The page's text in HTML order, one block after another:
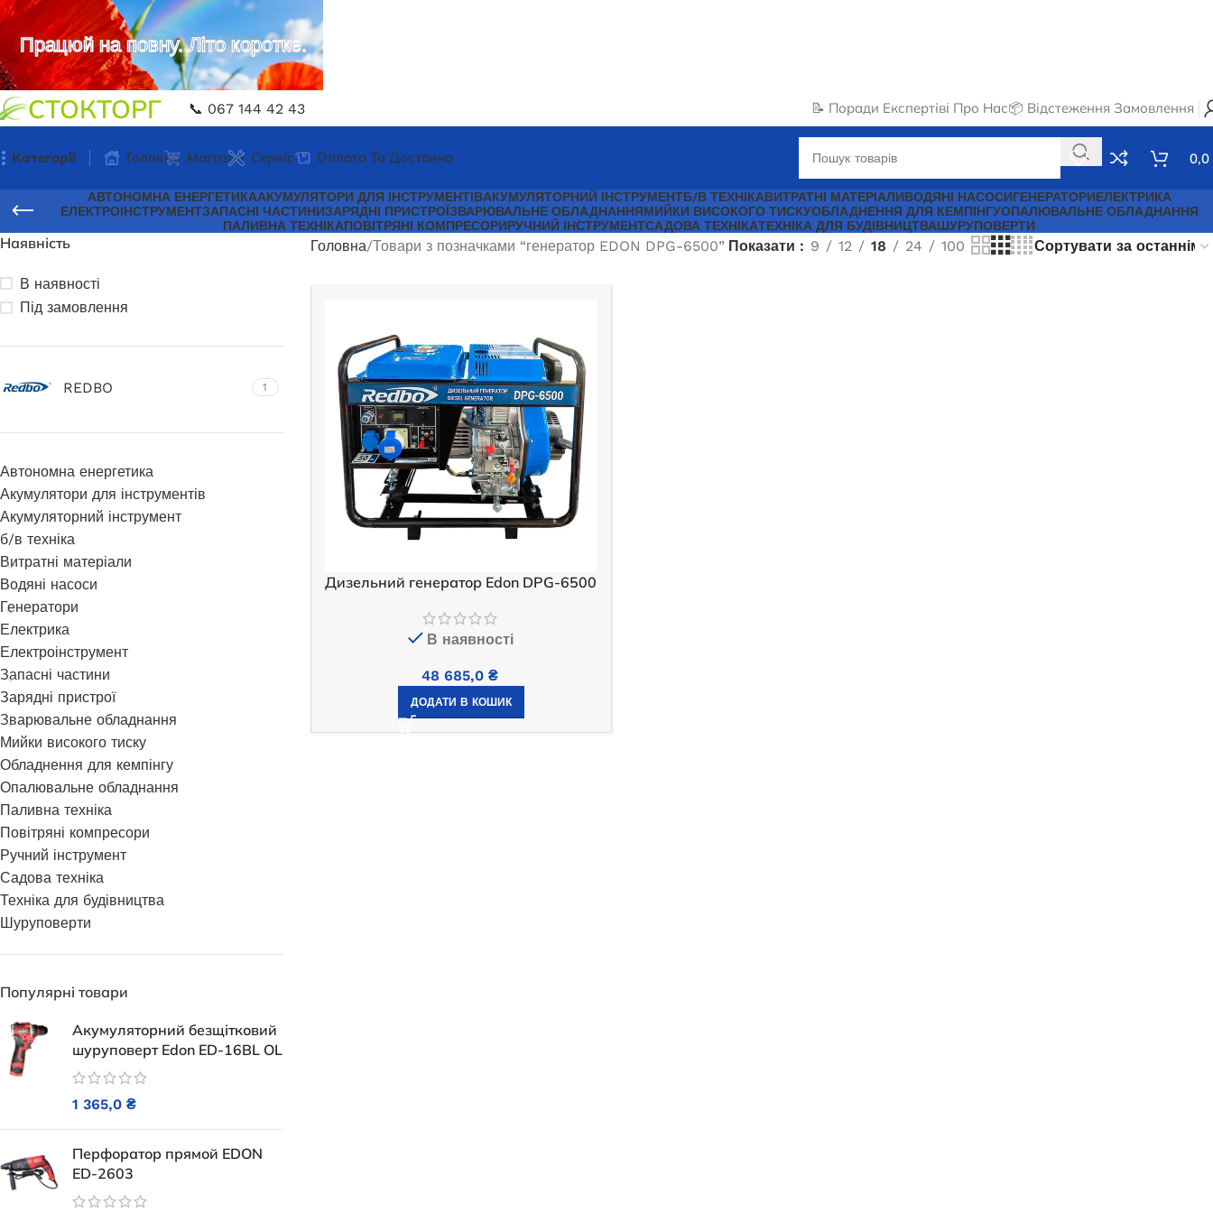
СТОКТОРГ 📞 067 144 42 43 📝 Поради Експертівℹ️ Про Нас📦 Відстеження Замовлення
Категорії
Генератори
H3500IS
Головна Магазин Сервіс Оплата Та Доставка 0,0
АВТОНОМНА ЕНЕРГЕТИКААКУМУЛЯТОРИ ДЛЯ ІНСТРУМЕНТІВАКУМУЛЯТОРНИЙ ІНСТРУМЕНТБ/В ТЕХНІКАВИТРАТНІ МАТЕРІАЛИВОДЯНІ НАСОСИГЕНЕРАТОРИЕЛЕКТРИКА
ЕЛЕКТРОІНСТРУМЕНТЗАПАСНІ ЧАСТИНИЗАРЯДНІ ПРИСТРОЇЗВАРЮВАЛЬНЕ ОБЛАДНАННЯМИЙКИ ВИСОКОГО ТИСКУОБЛАДНЕННЯ ДЛЯ КЕМПІНГУОПАЛЮВАЛЬНЕ ОБЛАДНАННЯ
ПАЛИВНА ТЕХНІКАПОВІТРЯНІ КОМПРЕСОРИРУЧНИЙ ІНСТРУМЕНТСАДОВА ТЕХНІКАТЕХНІКА ДЛЯ БУДІВНИЦТВАШУРУПОВЕРТИ
Наявність
В наявності
Під замовлення
REDBO 1
Автономна енергетика
Акумулятори для інструментів
Акумуляторний інструмент
б/в техніка
Витратні матеріали
Водяні насоси
Генератори
Електрика
Електроінструмент
Запасні частини
Зарядні пристрої
Зварювальне обладнання
Мийки високого тиску
Обладнення для кемпінгу
Опалювальне обладнання
Паливна техніка
Повітряні компресори
Ручний інструмент
Садова техніка
Техніка для будівництва
Шуруповерти
Популярні товари
Акумуляторний безщітковий
шуруповерт Edon ED-16BL OL
1 365,0 ₴
Перфоратор прямой EDON
ED-2603
Головна Товари з позначками “генератор EDON DPG-6500” Показати 9 12 18 24 100
Дизельний генератор Edon DPG-6500
В наявності
48 685,0₴
ДОДАТИ В КОШИК
Працюй на повну. Літо коротке.